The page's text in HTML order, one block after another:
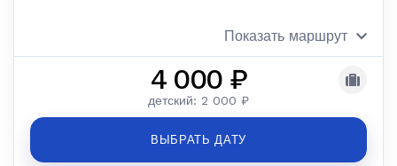
Показать маршрут
4 000 ₽
детский: 2 000 ₽
ВЫБРАТЬ ДАТУ